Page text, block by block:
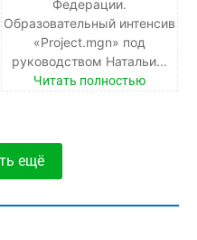
Федерации.
Образовательный интенсив
«Project.mgn» под
руководством Натальи...
Читать полностью
ещё